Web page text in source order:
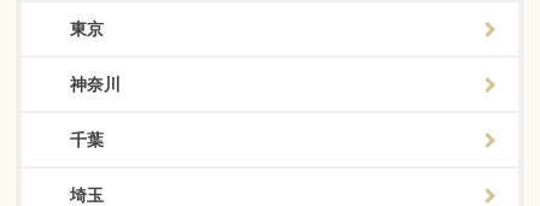
東京
神奈川
千葉
埼玉